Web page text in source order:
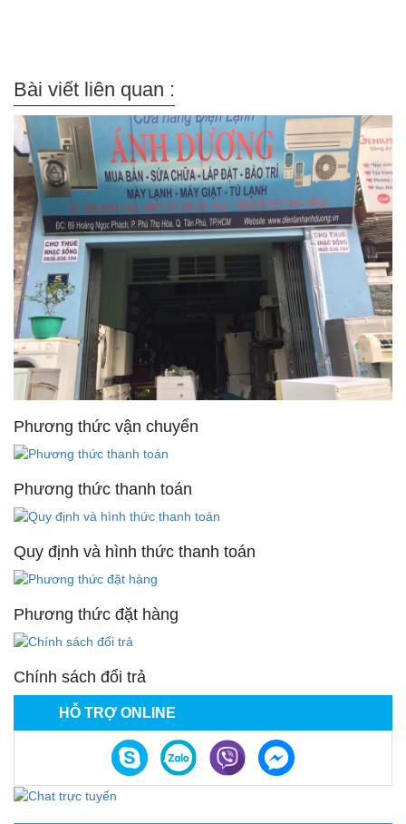
HỖ TRỢ ONLINE
Bài viết liên quan :
Phương thức vận chuyển
Phương thức thanh toán
Quy định và hình thức thanh toán
Phương thức đặt hàng
Chính sách đổi trả